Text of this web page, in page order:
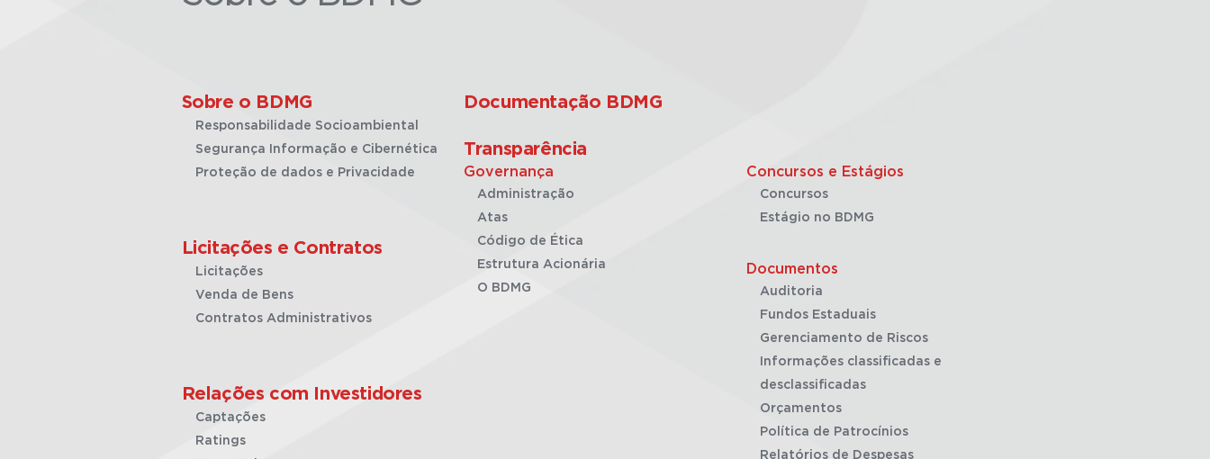
Sobre o BDMG
Responsabilidade Socioambiental
Segurança Informação e Cibernética
Proteção de dados e Privacidade
Licitações e Contratos
Licitações
Venda de Bens
Contratos Administrativos
Relações com Investidores
Captações
Ratings
Documentação BDMG
Transparência
Governança
Administração
Atas
Código de Ética
Estrutura Acionária
O BDMG
Concursos e Estágios
Concursos
Estágio no BDMG
Documentos
Auditoria
Fundos Estaduais
Gerenciamento de Riscos
Informações classificadas e
desclassificadas
Orçamentos
Política de Patrocínios
Relatórios de Despesas